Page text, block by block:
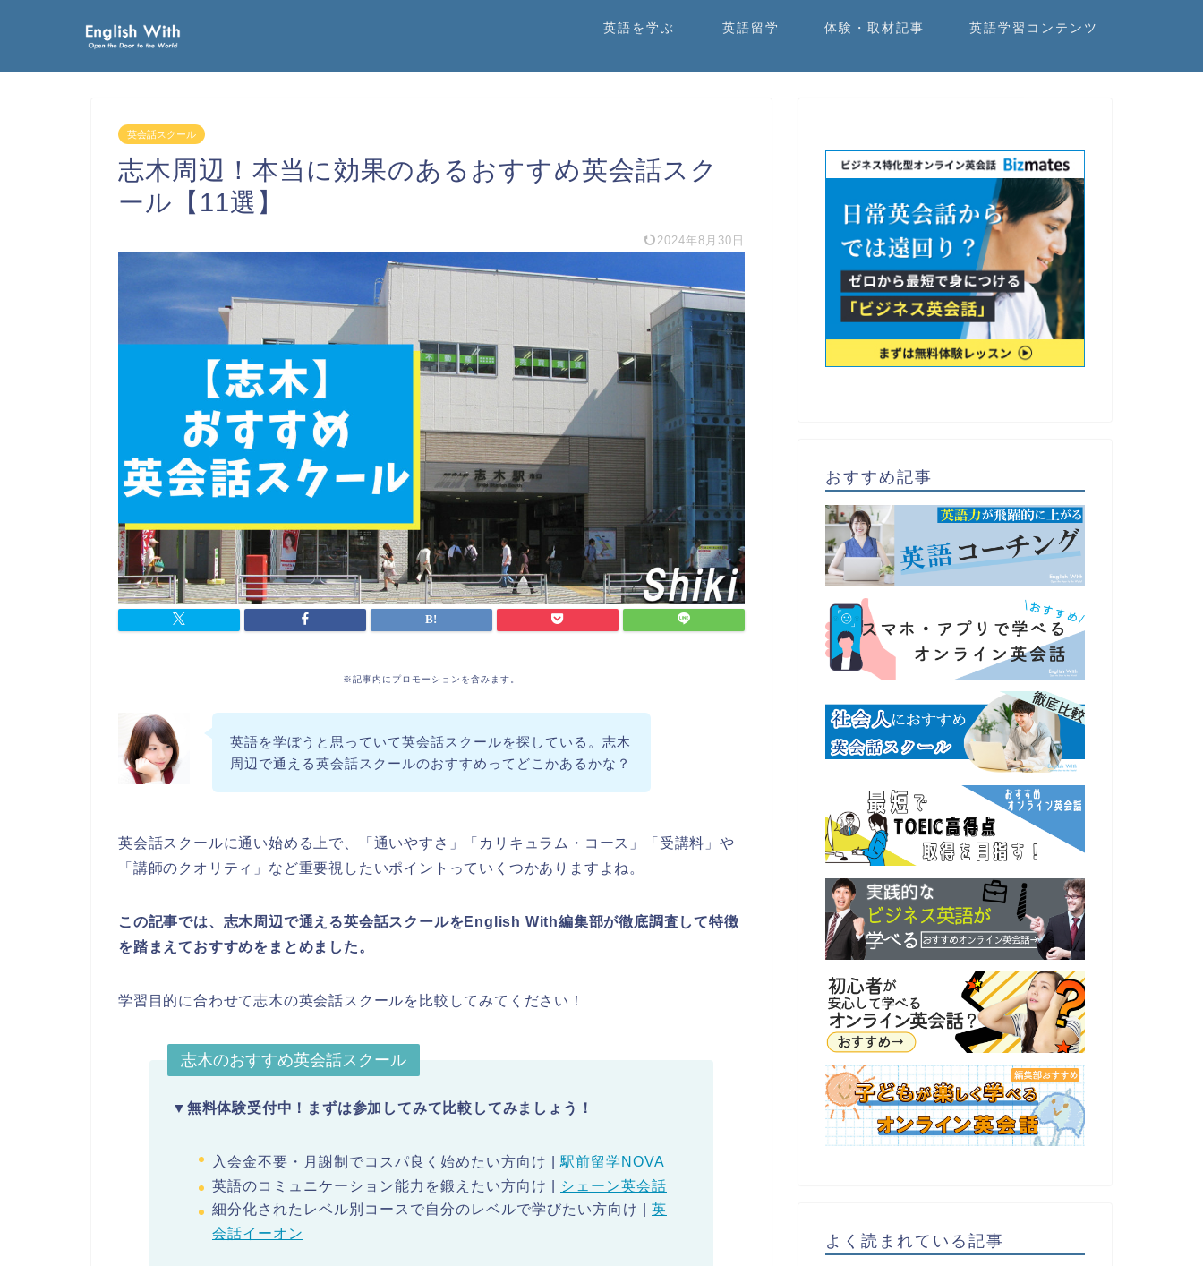
英語を学ぶ 英語留学 体験・取材記事 英語学習コンテンツ
英会話スクール
志木周辺！本当に効果のあるおすすめ英会話スク
ール【11選】
2024年8月30日
※記事内にプロモーションを含みます。
英語を学ぼうと思っていて英会話スクールを探している。志木
周辺で通える英会話スクールのおすすめってどこかあるかな？
英会話スクールに通い始める上で、「通いやすさ」「カリキュラム・コース」「受講料」や
「講師のクオリティ」など重要視したいポイントっていくつかありますよね。
この記事では、志木周辺で通える英会話スクールをEnglish With編集部が徹底調査して特徴
を踏まえておすすめをまとめました。
学習目的に合わせて志木の英会話スクールを比較してみてください！
志木のおすすめ英会話スクール
▼無料体験受付中！まずは参加してみて比較してみましょう！
入会金不要・月謝制でコスパ良く始めたい方向け | 駅前留学NOVA
英語のコミュニケーション能力を鍛えたい方向け |
シェーン英会話
細分化されたレベル別コースで自分のレベルで学びたい方向け | 英
会話イーオン
おすすめ記事
よく読まれている記事